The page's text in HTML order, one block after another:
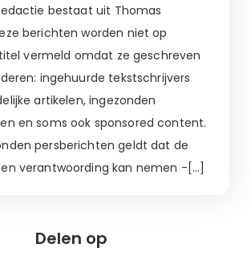
bestaat uit Thomas
berichten worden niet op
vermeld omdat ze geschreven
ingehuurde tekstschrijvers
artikelen, ingezonden
en soms ook sponsored content.
persberichten geldt dat de
verantwoording kan nemen -[…]
Delen op